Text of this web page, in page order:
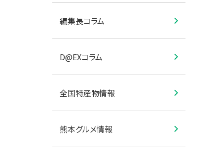
編集長コラム
D@EXコラム
全国特産物情報
熊本グルメ情報